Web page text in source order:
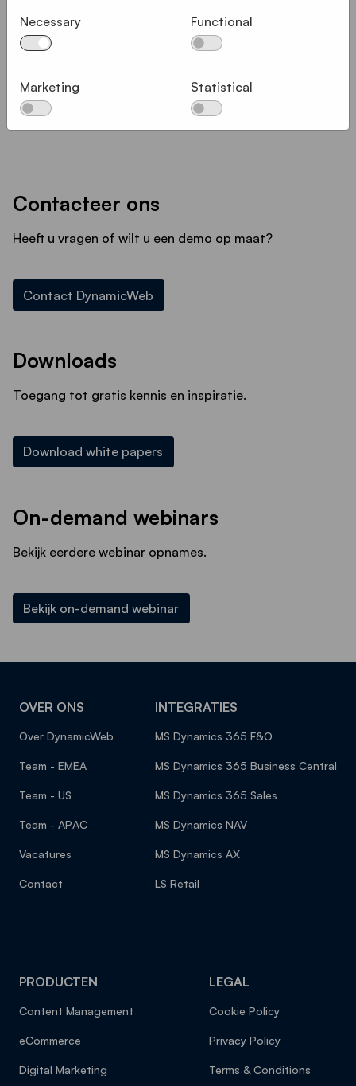
Met DynamicWeb zijn al uw content, gebruikers
en gedrags- en transactiegegevens van klanten
flow en optimaliseer de prestaties door middel
van automatisering.
Contacteer ons
Heeft u vragen of wilt u een demo op maat?
Contact DynamicWeb
Downloads
Toegang tot gratis kennis en inspiratie.
Download white papers
On-demand webinars
Bekijk eerdere webinar opnames.
Bekijk on-demand webinar
OVER ONS
Over DynamicWeb
Team - EMEA
Team - US
Team - APAC
Vacatures
Contact
INTEGRATIES
MS Dynamics 365 F&O
MS Dynamics 365 Business Central
MS Dynamics 365 Sales
MS Dynamics NAV
MS Dynamics AX
LS Retail
PRODUCTEN
Content Management
eCommerce
Digital Marketing
LEGAL
Cookie Policy
Privacy Policy
Terms & Conditions
Necessary Functional
Marketing Statistical